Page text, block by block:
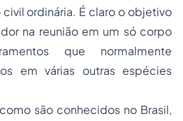
ordinária. É claro o objetivo
na reunião em um só corpo
que normalmente
em várias outras espécies
são conhecidos no Brasil,